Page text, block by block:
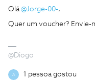
Olá@Jorge-00-,
Quer um voucher? Envie-
@Diogo
A 1 pessoa gostou